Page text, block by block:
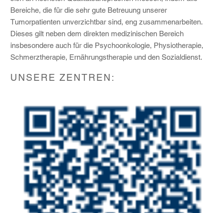
Bereiche, die für die sehr gute Betreuung unserer
Tumorpatienten unverzichtbar sind, eng zusammenarbeiten.
Dieses gilt neben dem direkten medizinischen Bereich
insbesondere auch für die Psychoonkologie, Physiotherapie,
Schmerztherapie, Ernährungstherapie und den Sozialdienst.
UNSERE ZENTREN: